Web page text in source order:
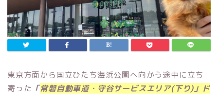
東京方面から国立ひたち海浜公園へ向かう途中に立ち
寄った 「常磐自動車道・守谷サービスエリア(下り)」ド